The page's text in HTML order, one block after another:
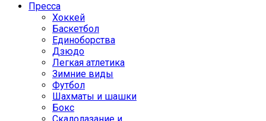
Пресса
Хоккей
Баскетбол
Единоборства
Дзюдо
Легкая атлетика
Зимние виды
Футбол
Шахматы и шашки
Бокс